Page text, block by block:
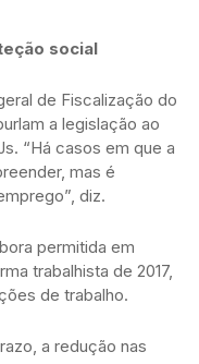
social
de Fiscalização do
a legislação ao
“Há casos em que a
mas é
diz.
permitida em
trabalhista de 2017,
de trabalho.
a redução nas